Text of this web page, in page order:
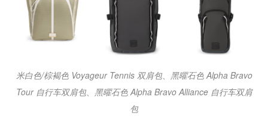
米白色/棕褐色 Voyageur Tennis 双肩包、黑曜石色 Alpha Bravo
Tour 自行车双肩包、黑曜石色 Alpha Bravo Alliance 自行车双肩
包